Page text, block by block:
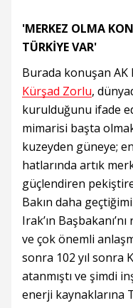
'MERKEZ OLMA
TÜRKİYE VAR'
Burada konuşan AK
Kürşad Zorlu,
kurulduğunu ifade
mimarisi başta
kuzeyden güneye;
hatlarında artık
güçlendiren
Bakın daha
Irak’ın
ve çok önemli
sonra 102 yıl sonra
atanmıştı ve şimdi
enerji kaynaklarına